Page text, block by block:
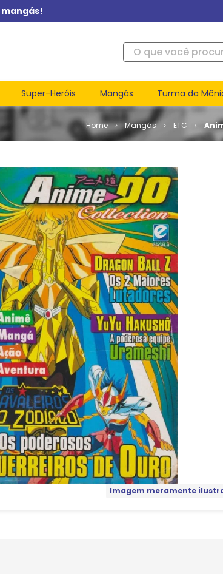
O que você procura?
Super-Heróis Mangás Turma da
Mangás ETC
Imagem meramente